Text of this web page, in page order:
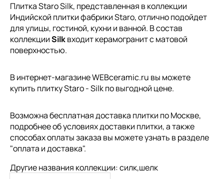
Плитка Staro Silk, представленная в коллекции
Индийской плиткифабрики Staro, отлично подойдет
для улицы, гостиной, кухни и ванной. В состав
коллекцииSilkвходит керамогранит с матовой
поверхностью.
В интернет-магазине WEBceramic.ru вы можете
купить плитку Staro - Silk по выгодной цене.
Возможна бесплатная доставка плитки по Москве,
подробнее об условиях доставки плитки, а также
способах оплаты заказа вы можете узнать в разделе
"оплата и доставка".
Другие названия коллекции: силк,шелк